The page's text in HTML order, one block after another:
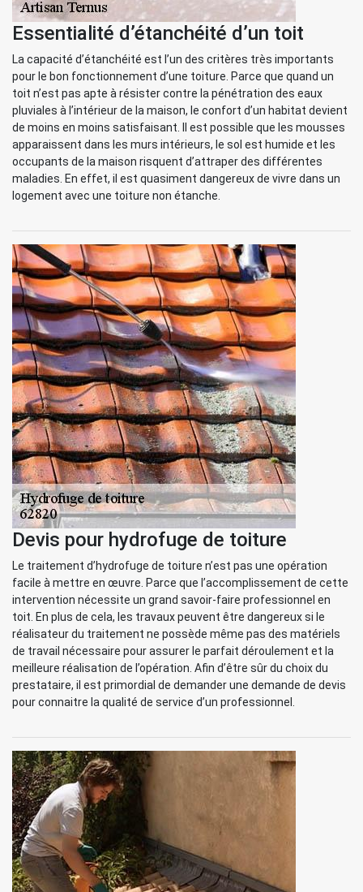
Essentialité d’étanchéité d’un toit
La capacité d’étanchéité est l’un des critères très importants
pour le bon fonctionnement d’une toiture. Parce que quand un
toit n’est pas apte à résister contre la pénétration des eaux
pluviales à l’intérieur de la maison, le confort d’un habitat devient
de moins en moins satisfaisant. Il est possible que les mousses
apparaissent dans les murs intérieurs, le sol est humide et les
occupants de la maison risquent d’attraper des différentes
maladies. En effet, il est quasiment dangereux de vivre dans un
logement avec une toiture non étanche.
Devis pour hydrofuge de toiture
Le traitement d’hydrofuge de toiture n’est pas une opération
facile à mettre en œuvre. Parce que l’accomplissement de cette
intervention nécessite un grand savoir-faire professionnel en
toit. En plus de cela, les travaux peuvent être dangereux si le
réalisateur du traitement ne possède même pas des matériels
de travail nécessaire pour assurer le parfait déroulement et la
meilleure réalisation de l’opération. Afin d’être sûr du choix du
prestataire, il est primordial de demander une demande de devis
pour connaitre la qualité de service d’un professionnel.